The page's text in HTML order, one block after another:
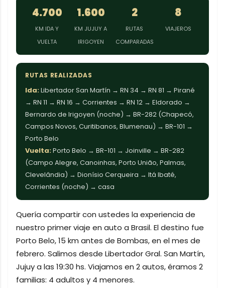
4.700
KM IDA Y
VUELTA
1.600
KM JUJUY A
IRIGOYEN
2
RUTAS
COMPARADAS
8
VIAJEROS
RUTAS REALIZADAS
Ida:Libertador San Martín → RN 34 → RN 81 → Pirané
→ RN 11 → RN 16 → Corrientes → RN 12 → Eldorado →
Bernardo de Irigoyen (noche) → BR-282 (Chapecó,
Campos Novos, Curitibanos, Blumenau) → BR-101 →
Porto Belo
Vuelta:Porto Belo → BR-101 → Joinville → BR-282
(Campo Alegre, Canoinhas, Porto União, Palmas,
Clevelândia) → Dionísio Cerqueira → Itá Ibaté,
Corrientes (noche) → casa
Quería compartir con ustedes la experiencia de
nuestro primer viaje en auto a Brasil. El destino fue
Porto Belo, 15 km antes de Bombas, en el mes de
febrero. Salimos desde Libertador Gral. San Martín,
Jujuy a las 19:30 hs. Viajamos en 2 autos, éramos 2
familias: 4 adultos y 4 menores.